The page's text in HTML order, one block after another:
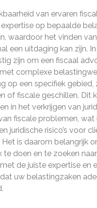
van ervaren
op bepaalde
waardoor het vinden
een uitdaging kan zijn.
zijn om een fiscaal
complexe
op een specifiek
of fiscale geschillen. Dit
in het verkrijgen van
fiscale problemen, wat
juridische risico’s voor
is daarom belangrijk
te doen en te zoeken
de juiste expertise en
uw belastingzaken